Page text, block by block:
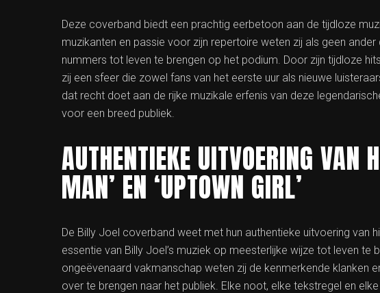
Deze coverband biedt een prachtig eerbetoon aan de tijdloze
muzikanten en passie voor zijn repertoire weten zij als geen ander
nummers tot leven te brengen op het podium. Door zijn tijdloze
zij een sfeer die zowel fans van het eerste uur als nieuwe
dat recht doet aan de rijke muzikale erfenis van deze
voor een breed publiek.
AUTHENTIEKE UITVOERING VAN
MAN’ EN ‘UPTOWN GIRL’
De Billy Joel coverband weet met hun authentieke uitvoering van
essentie van Billy Joel’s muziek op meesterlijke wijze tot leven te
ongeëvenaard vakmanschap weten zij de kenmerkende klanken
over te brengen naar het publiek. Elke noot, elke tekstregel en